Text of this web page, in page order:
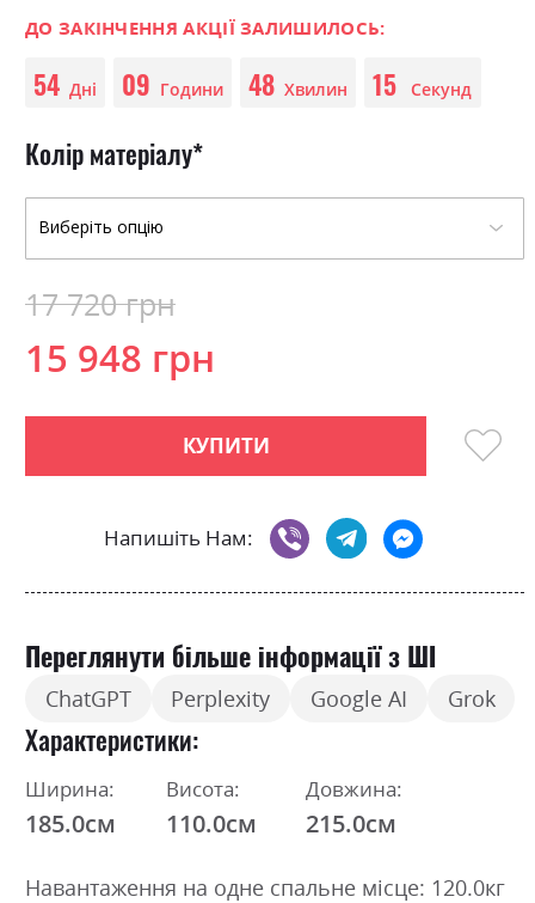
of
images
gallery
ДО ЗАКІНЧЕННЯ АКЦІЇ ЗАЛИШИЛОСЬ:
54 Дні 09 Години 48 Хвилин 15 Секунд
Колір матеріалу
15 948 грн
17 720 грн
КУПИТИ
Напишіть Нам:
Переглянути більше інформації з ШІ
ChatGPT Perplexity Google AI Grok
Характеристики
Ширина:
185.0см
Висота:
110.0см
Довжина:
215.0см
Навантаження на одне спальне місце: 120.0кг